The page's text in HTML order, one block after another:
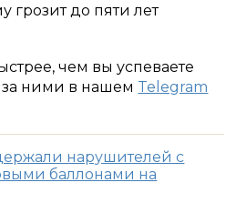
грозит до пяти лет
чем вы успеваете
за ними в нашем Telegram
нарушителей с
баллонами на